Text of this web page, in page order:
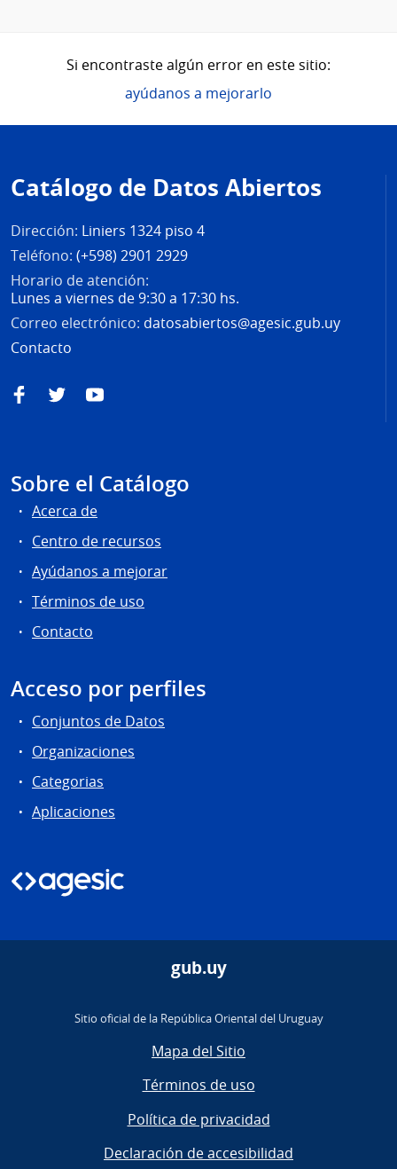
Si encontraste algún error en este sitio:
ayúdanos a mejorarlo
de
página
Catálogo de Datos Abiertos
Dirección: Liniers 1324 piso 4
Teléfono: (+598) 2901 2929
Horario de atención:
Lunes a viernes de 9:30 a 17:30 hs.
Correo electrónico: datosabiertos@agesic.gub.uy
Contacto
FacebookTwitterYouTube
Sobre el Catálogo
Acerca de
Centro de recursos
Ayúdanos a mejorar
Términos de uso
Contacto
Acceso por perfiles
Conjuntos de Datos
Organizaciones
Categorias
Aplicaciones
gub.uy
Sitio oficial de la República Oriental del Uruguay
Mapa del Sitio
Términos de uso
Política de privacidad
Declaración de accesibilidad